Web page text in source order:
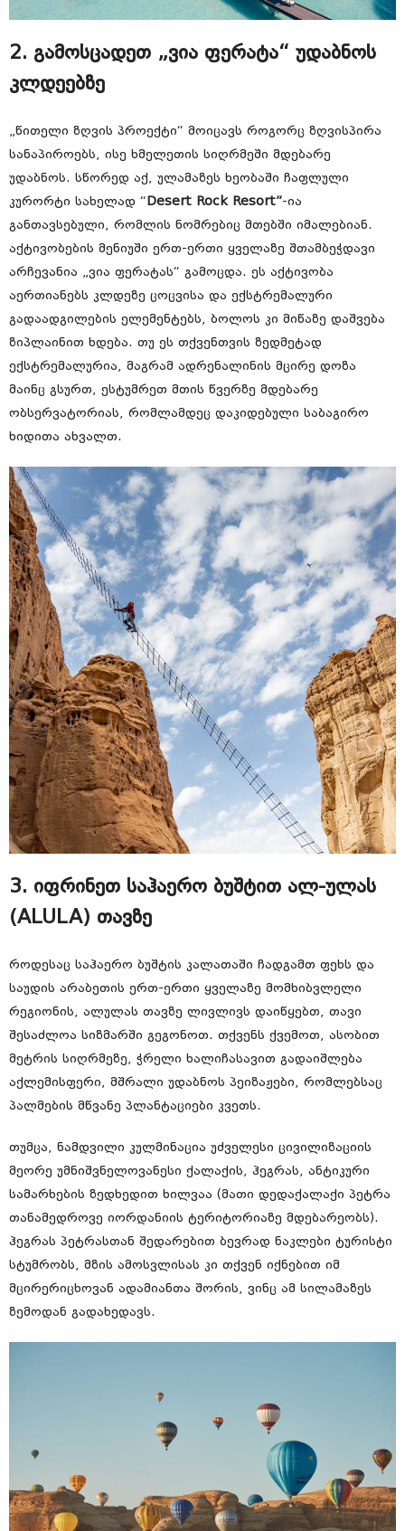
2. გამოსცადეთ „ვია ფერატა“ უდაბნოს
კლდეებზე
„წითელი ზღვის პროექტი“ მოიცავს როგორც ზღვისპირა
სანაპიროებს, ისე ხმელეთის სიღრმეში მდებარე
უდაბნოს. სწორედ აქ, ულამაზეს ხეობაში ჩაფლული
კურორტი სახელად “ Desert Rock Resort”-ია
განთავსებული, რომლის ნომრებიც მთებში იმალებიან.
აქტივობების მენიუში ერთ-ერთი ყველაზე შთამბეჭდავი
არჩევანია „ვია ფერატას“ გამოცდა. ეს აქტივობა
აერთიანებს კლდეზე ცოცვისა და ექსტრემალური
გადაადგილების ელემენტებს, ბოლოს კი მიწაზე დაშვება
ზიპლაინით ხდება. თუ ეს თქვენთვის ზედმეტად
ექსტრემალურია, მაგრამ ადრენალინის მცირე დოზა
მაინც გსურთ, ესტუმრეთ მთის წვერზე მდებარე
ობსერვატორიას, რომლამდეც დაკიდებული საბაგირო
ხიდითა ახვალთ.
3. იფრინეთ საჰაერო ბუშტით ალ-ულას
(ALULA) თავზე
როდესაც საჰაერო ბუშტის კალათაში ჩადგამთ ფეხს და
საუდის არაბეთის ერთ-ერთი ყველაზე მომხიბვლელი
რეგიონის, ალულას თავზე ლივლივს დაიწყებთ, თავი
შესაძლოა სიზმარში გეგონოთ. თქვენს ქვემოთ, ასობით
მეტრის სიღრმეზე, ჭრელი ხალიჩასავით გადაიშლება
აქლემისფერი, მშრალი უდაბნოს პეიზაჟები, რომლებსაც
პალმების მწვანე პლანტაციები კვეთს.
თუმცა, ნამდვილი კულმინაცია უძველესი ცივილიზაციის
მეორე უმნიშვნელოვანესი ქალაქის, ჰეგრას, ანტიკური
სამარხების ზედხედით ხილვაა (მათი დედაქალაქი პეტრა
თანამედროვე იორდანიის ტერიტორიაზე მდებარეობს).
ჰეგრას პეტრასთან შედარებით ბევრად ნაკლები ტურისტი
სტუმრობს, მზის ამოსვლისას კი თქვენ იქნებით იმ
მცირერიცხოვან ადამიანთა შორის, ვინც ამ სილამაზეს
ზემოდან გადახედავს.